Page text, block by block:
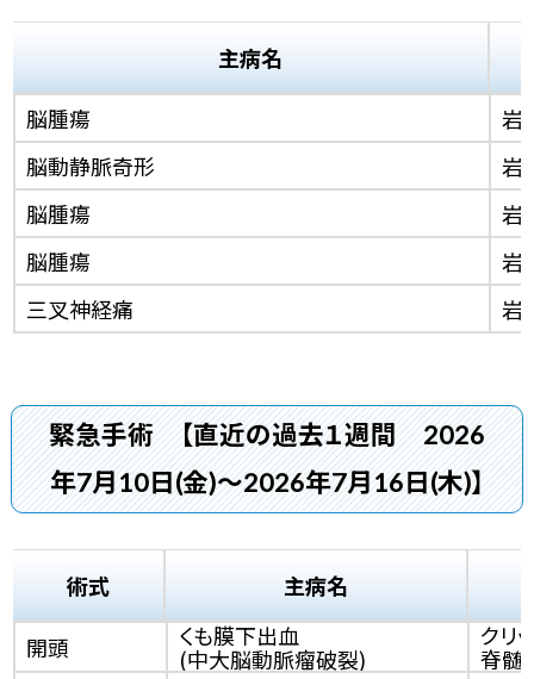
主病名
脳腫瘍
岩
脳動静脈奇形
岩
脳腫瘍
岩
脳腫瘍
岩
三叉神経痛
岩
緊急手術
【直近の過去１週間 2026
年7月10日(金)～2026年7月16日(木)】
術式
主病名
開頭
くも膜下出血
(中大脳動脈瘤破裂)
クリ
脊髄